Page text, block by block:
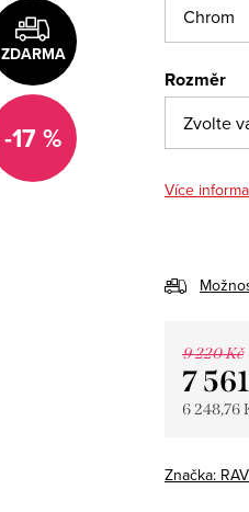
ZDARMA
-17 %
Rozměr
Více
9 220 Kč
7
6 248,76
Značka: